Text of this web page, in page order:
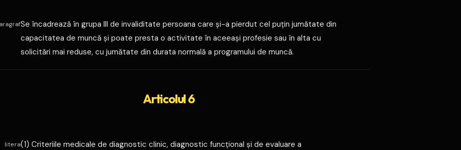
Se încadrează în grupa III de invaliditate persoana care şi-a pierdut cel puţin jumătate din
capacitatea de muncă şi poate presta o activitate în aceeaşi profesie sau în alta cu
solicitări mai reduse, cu jumătate din durata normală a programului de muncă.
Articolul 6
litera(1) Criteriile medicale de diagnostic clinic, diagnostic funcţional şi de evaluare a